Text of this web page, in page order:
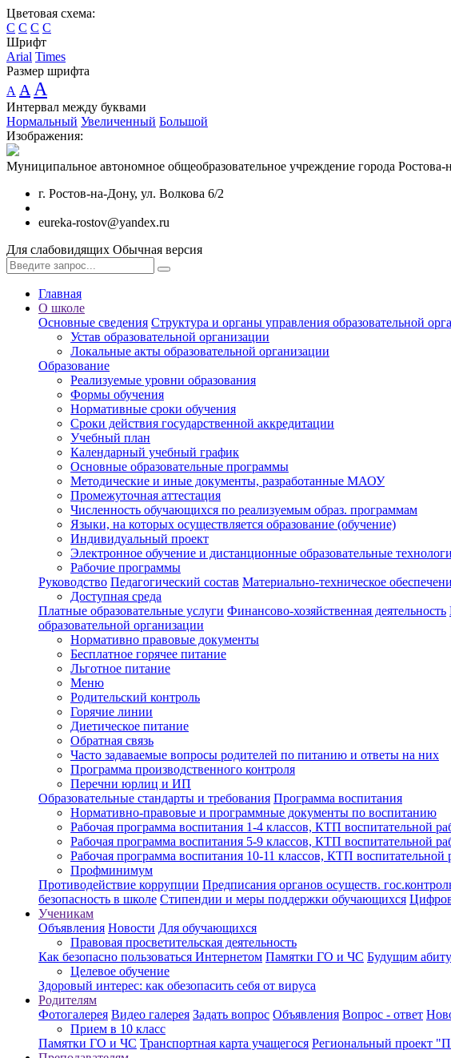
Цветовая схема:
C C C C
Шрифт
Arial Times
Размер шрифта
A A A
Интервал между буквами
Нормальный Увеличенный Большой
Изображения:
Муниципальное автономное общеобразовательное учреждение города
г. Ростов-на-Дону, ул. Волкова 6/2
eureka-rostov@yandex.ru
Для слабовидящих Обычная версия
Главная
О школе
Основные сведения Структура и органы управления образовательной
Устав образовательной организации
Локальные акты образовательной организации
Образование
Реализуемые уровни образования
Формы обучения
Нормативные сроки обучения
Сроки действия государственной аккредитации
Учебный план
Календарный учебный график
Основные образовательные программы
Методические и иные документы, разработанные МАОУ
Промежуточная аттестация
Численность обучающихся по реализуемым образ. программам
Языки, на которых осуществляется образование (обучение)
Индивидуальный проект
Электронное обучение и дистанционные образовательные
Рабочие программы
Руководство Педагогический состав Материально-техническое
Доступная среда
Платные образовательные услуги Финансово-хозяйственная деятельность
образовательной организации
Нормативно правовые документы
Бесплатное горячее питание
Льготное питание
Меню
Родительский контроль
Горячие линии
Диетическое питание
Обратная связь
Часто задаваемые вопросы родителей по питанию и ответы на них
Программа производственного контроля
Перечни юрлиц и ИП
Образовательные стандарты и требования Программа воспитания
Нормативно-правовые и программные документы по воспитанию
Рабочая программа воспитания 1-4 классов, КТП воспитательной
Рабочая программа воспитания 5-9 классов, КТП воспитательной
Рабочая программа воспитания 10-11 классов, КТП воспитательной
Профминимум
Противодействие коррупции Предписания органов осуществ.
безопасность в школе Стипендии и меры поддержки обучающихся
Ученикам
Объявления Новости Для обучающихся
Правовая просветительская деятельность
Как безопасно пользоваться Интернетом Памятки ГО и ЧС Будущим
Целевое обучение
Здоровый интерес: как обезопасить себя от вируса
Родителям
Фотогалерея Видео галерея Задать вопрос Объявления Вопрос - ответ
Прием в 10 класс
Памятки ГО и ЧС Транспортная карта учащегося Региональный проект